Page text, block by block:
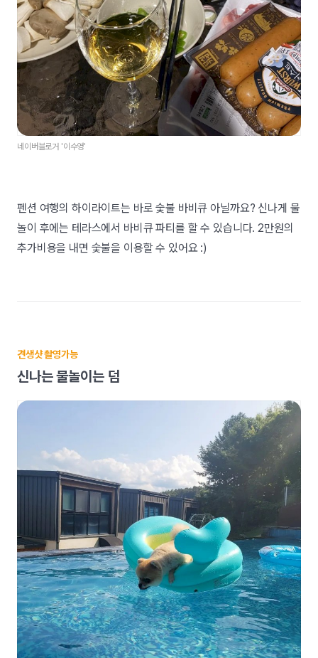
네이버블로거 '이수영'
펜션 여행의 하이라이트는 바로 숯불 바비큐 아닐까요? 신나게 물
놀이 후에는 테라스에서 바비큐 파티를 할 수 있습니다. 2만원의
추가비용을 내면 숯불을 이용할 수 있어요 :)
견생샷 촬영가능
신나는 물놀이는 덤